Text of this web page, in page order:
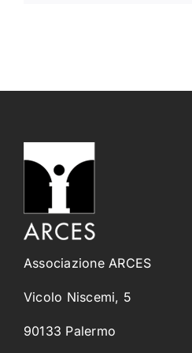
Associazione ARCES
Vicolo Niscemi, 5
90133 Palermo